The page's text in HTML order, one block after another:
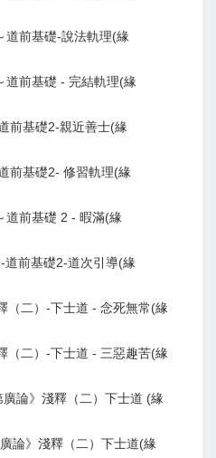
前基礎-說法軌理(緣
前基礎 - 完結軌理(緣
前基礎2-親近善士(緣
前基礎2- 修習軌理(緣
道前基礎 2 - 暇滿(緣
前基礎2-道次引導(緣
（二）-下士道 - 念死無常(緣
（二）-下士道 - 三惡趣苦(緣
論》淺釋（二）下士道 (緣
論》淺釋（二）下士道(緣